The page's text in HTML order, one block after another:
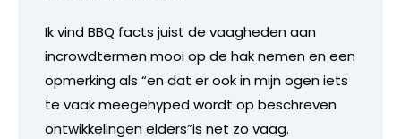
Ik vind BBQ facts juist de vaagheden aan
incrowdtermen mooi op de hak nemen en een
opmerking als “en dat er ook in mijn ogen iets
te vaak meegehyped wordt op beschreven
ontwikkelingen elders”is net zo vaag.